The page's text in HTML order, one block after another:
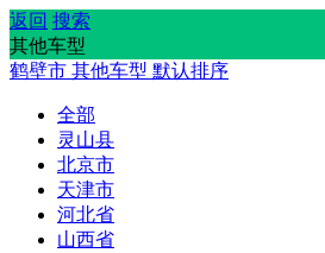
返回 搜索
其他车型
鹤壁市 其他车型 默认排序
全部
灵山县
北京市
天津市
河北省
山西省